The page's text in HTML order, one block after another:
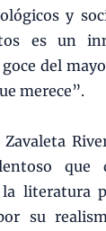
y
es un
del
merece”.
Zavaleta
que
literatura
su